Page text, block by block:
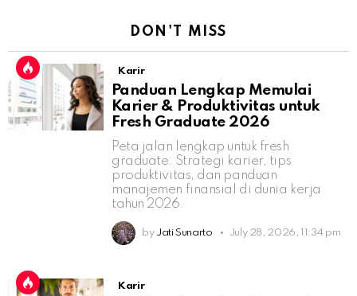
DON'T MISS
Karir
Panduan Lengkap Memulai
Karier & Produktivitas untuk
Fresh Graduate 2026
Peta jalan lengkap untuk fresh
graduate: Strategi karier, tips
produktivitas, dan panduan
manajemen finansial di dunia kerja
tahun 2026.
by Jati Sunarto July 28, 2026, 11:34 pm
Karir